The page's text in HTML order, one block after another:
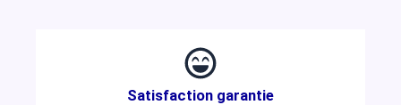
Satisfaction garantie